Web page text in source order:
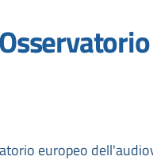
europeo